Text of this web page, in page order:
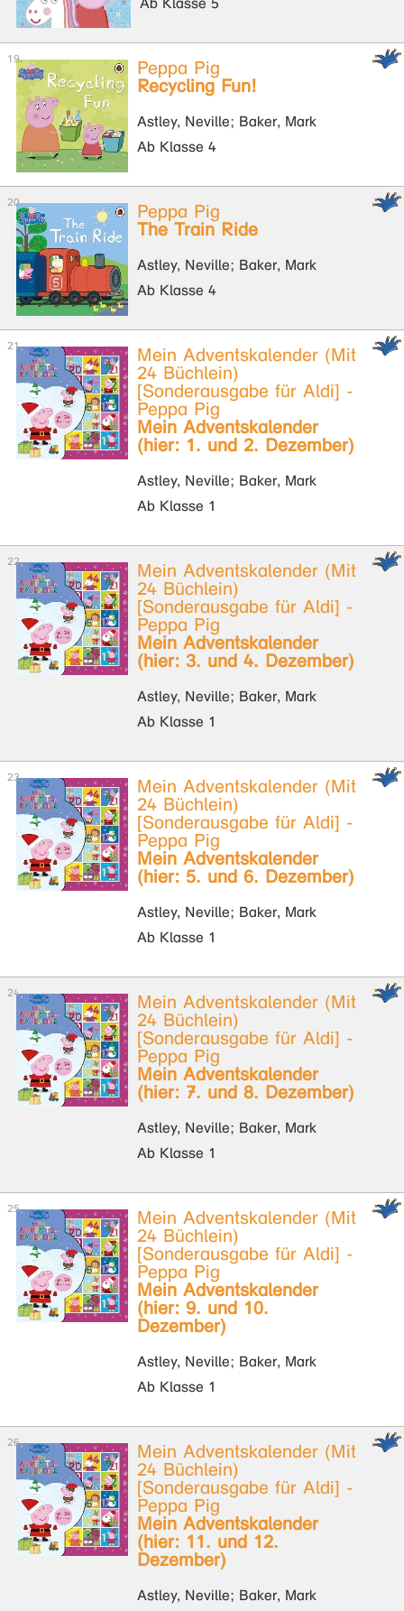
Peppa Pig
Recycling Fun!
Astley, Neville; Baker, Mark
Ab Klasse 4
Peppa Pig
The Train Ride
Astley, Neville; Baker, Mark
Ab Klasse 4
Mein Adventskalender (Mit
24 Büchlein)
[Sonderausgabe für Aldi] -
Peppa Pig
Mein Adventskalender
(hier: 1. und 2. Dezember)
Astley, Neville; Baker, Mark
Ab Klasse 1
Mein Adventskalender (Mit
24 Büchlein)
[Sonderausgabe für Aldi] -
Peppa Pig
Mein Adventskalender
(hier: 3. und 4. Dezember)
Astley, Neville; Baker, Mark
Ab Klasse 1
Mein Adventskalender (Mit
24 Büchlein)
[Sonderausgabe für Aldi] -
Peppa Pig
Mein Adventskalender
(hier: 5. und 6. Dezember)
Astley, Neville; Baker, Mark
Ab Klasse 1
Mein Adventskalender (Mit
24 Büchlein)
[Sonderausgabe für Aldi] -
Peppa Pig
Mein Adventskalender
(hier: 7. und 8. Dezember)
Astley, Neville; Baker, Mark
Ab Klasse 1
Mein Adventskalender (Mit
24 Büchlein)
[Sonderausgabe für Aldi] -
Peppa Pig
Mein Adventskalender
(hier: 9. und 10.
Dezember)
Astley, Neville; Baker, Mark
Ab Klasse 1
Mein Adventskalender (Mit
24 Büchlein)
[Sonderausgabe für Aldi] -
Peppa Pig
Mein Adventskalender
(hier: 11. und 12.
Dezember)
Astley, Neville; Baker, Mark